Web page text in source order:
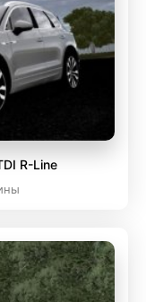
R-Line